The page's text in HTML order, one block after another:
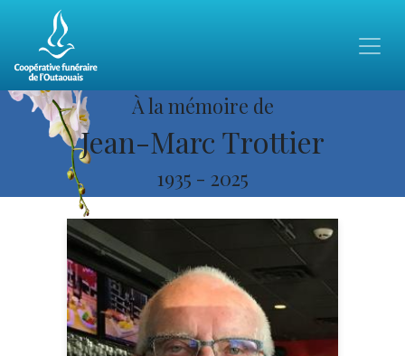
À la mémoire de
Jean-Marc Trottier
1935 - 2025